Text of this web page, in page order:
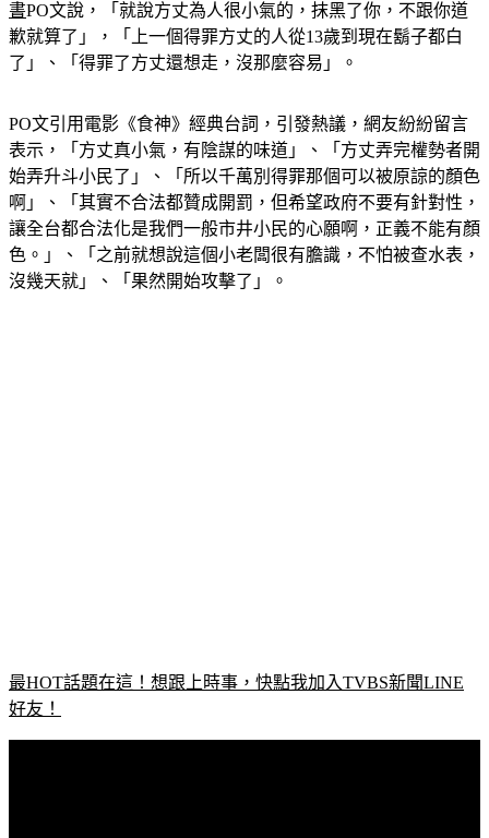
此消息傳開後，有民眾質疑是被「查水表」，對此，宅神在臉
書PO文說，「就說方丈為人很小氣的，抹黑了你，不跟你道
歉就算了」，「上一個得罪方丈的人從13歲到現在鬍子都白
PO文引用電影《食神》經典台詞，引發熱議，網友紛紛留言
表示，「方丈真小氣，有陰謀的味道」、「方丈弄完權勢者開
始弄升斗小民了」、「所以千萬別得罪那個可以被原諒的顏色
啊」、「其實不合法都贊成開罰，但希望政府不要有針對性，
讓全台都合法化是我們一般市井小民的心願啊，正義不能有顏
色。」、「之前就想說這個小老闆很有膽識，不怕被查水表，
最HOT話題在這！想跟上時事，快點我加入TVBS新聞LINE